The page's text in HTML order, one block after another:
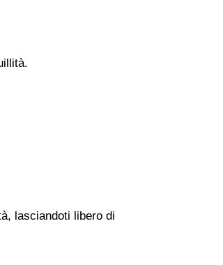
lasciandoti libero di